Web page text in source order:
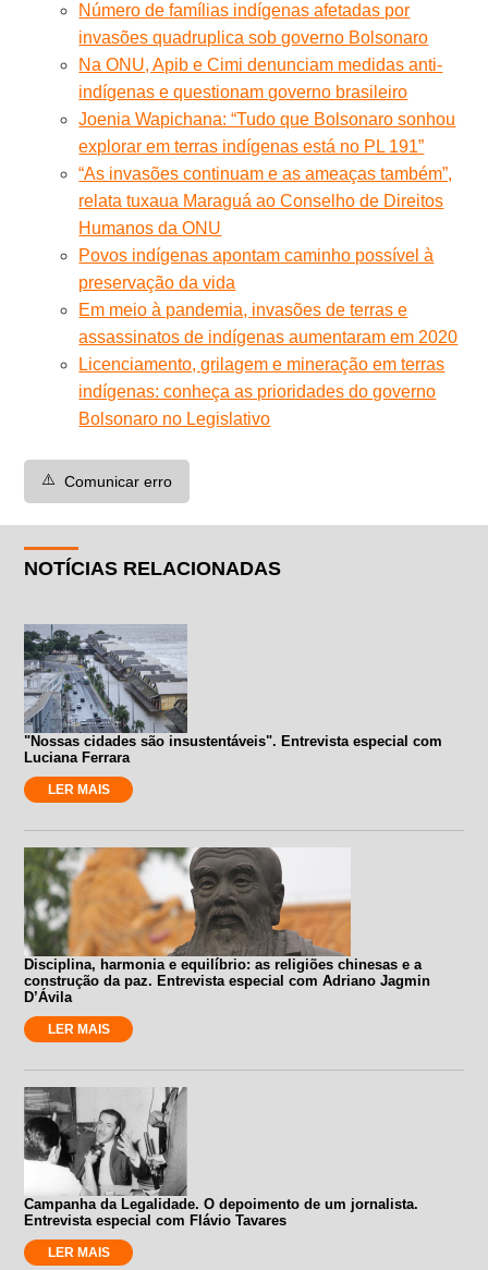
Número de famílias indígenas afetadas por
invasões quadruplica sob governo Bolsonaro
Na ONU, Apib e Cimi denunciam medidas anti-
indígenas e questionam governo brasileiro
Joenia Wapichana: “Tudo que Bolsonaro sonhou
explorar em terras indígenas está no PL 191”
“As invasões continuam e as ameaças também”,
relata tuxaua Maraguá ao Conselho de Direitos
Humanos da ONU
Povos indígenas apontam caminho possível à
preservação da vida
Em meio à pandemia, invasões de terras e
assassinatos de indígenas aumentaram em 2020
Licenciamento, grilagem e mineração em terras
indígenas: conheça as prioridades do governo
Bolsonaro no Legislativo
⚠️ Comunicar erro
NOTÍCIAS RELACIONADAS
"Nossas cidades são insustentáveis". Entrevista especial com
Luciana Ferrara
LER MAIS
Disciplina, harmonia e equilíbrio: as religiões chinesas e a
construção da paz. Entrevista especial com Adriano Jagmin
D’Ávila
LER MAIS
Campanha da Legalidade. O depoimento de um jornalista.
Entrevista especial com Flávio Tavares
LER MAIS